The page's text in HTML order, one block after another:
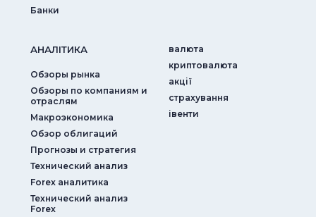
Банки
АНАЛIТИКА
Обзоры рынка
Обзоры по компаниям и
отраслям
Макроэкономика
Обзор облигаций
Прогнозы и стратегия
Технический анализ
Forex аналитика
Технический анализ
Forex
валюта
криптовалюта
акції
страхування
iвенти